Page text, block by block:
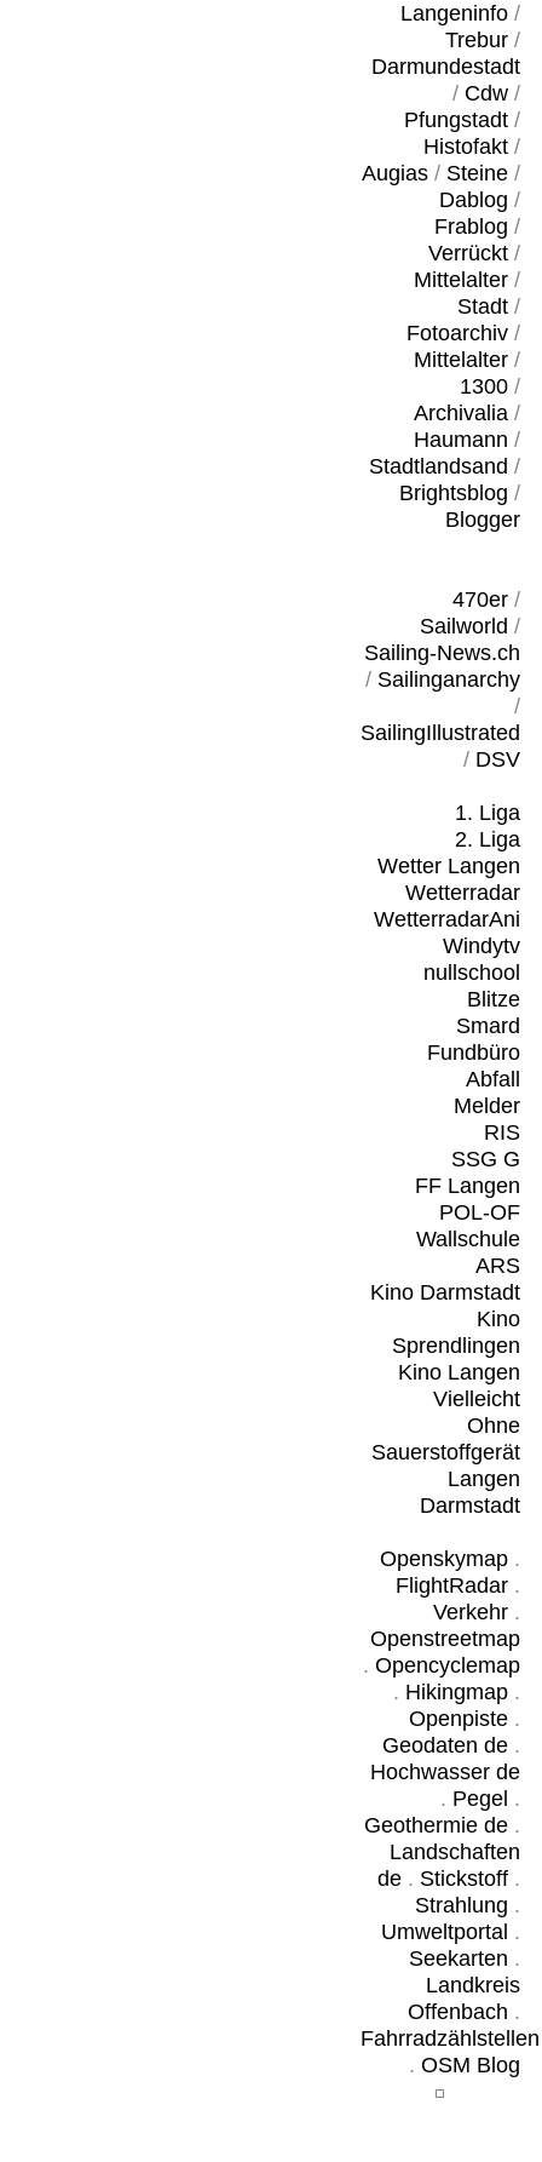
Langeninfo/
Trebur/
Darmundestadt
/ Cdw/
Pfungstadt/
Histofakt/
Augias/ Steine/
Dablog /
Frablog /
Verrückt/
Mittelalter/
Stadt/
Fotoarchiv/
Mittelalter/
1300/
Archivalia/
Haumann /
Stadtlandsand /
Brightsblog /
Blogger
470er/
Sailworld /
Sailing-News.ch
/ Sailinganarchy
/
SailingIllustrated
/ DSV
1. Liga
2. Liga
Wetter Langen
Wetterradar
WetterradarAni
Windytv
nullschool
Blitze
Smard
Fundbüro
Abfall
Melder
RIS
SSG G
FF Langen
POL-OF
Wallschule
ARS
Kino Darmstadt
Kino
Sprendlingen
Kino Langen
Vielleicht
Ohne
Sauerstoffgerät
Langen
Darmstadt
Openskymap.
FlightRadar.
Verkehr.
Openstreetmap
. Opencyclemap
. Hikingmap.
Openpiste.
Geodaten de.
Hochwasser de
. Pegel .
Geothermie de.
Landschaften
de. Stickstoff.
Strahlung .
Umweltportal .
Seekarten .
Landkreis
Offenbach .
Fahrradzählstellen
. OSM Blog